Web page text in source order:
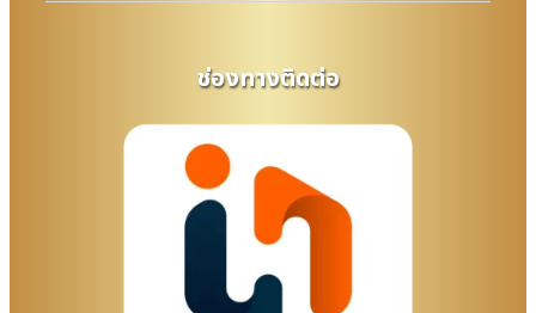
ช่องทางติดต่อ